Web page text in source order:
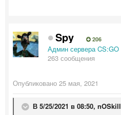
Spy 206
Админ сервера CS:GO
263 сообщения
Опубликовано 25 мая, 2021
В 5/25/2021 в 08:50, nOSkill